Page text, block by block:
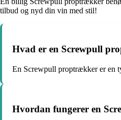
tilbud og nyd din vin med stil!
Hvad er en Screwpull
En Screwpull proptrækker er en
Hvordan fungerer en